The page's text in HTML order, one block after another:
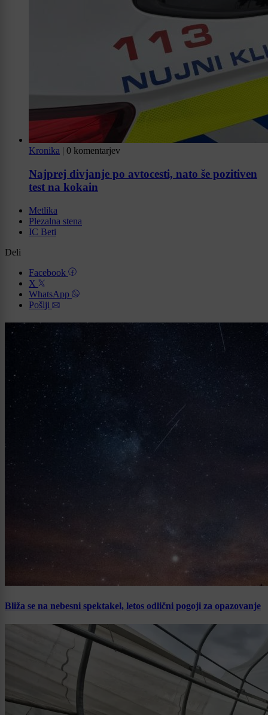
Kronika | 0 komentarjev
Najprej divjanje po avtocesti, nato še pozitiven
test na kokain
Metlika
Plezalna stena
IC Beti
Deli
Facebook
X
WhatsApp
Pošlji
Bliža se na nebesni spektakel, letos odlični pogoji za opazovanje